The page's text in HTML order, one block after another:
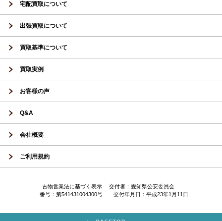
宅配買取について
出張買取について
買取基準について
買取実例
お客様の声
Q&A
会社概要
ご利用規約
古物営業法に基づく表示 交付者：愛知県公安委員会
番号：第541431004300号 交付年月日：平成23年1月11日